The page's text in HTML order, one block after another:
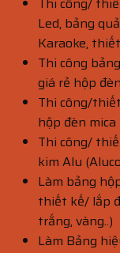
Led, bảng
Karaoke,
Thi công
giá rẻ hộp
Thi công/
hộp đèn mica
Thi công/
kim Alu
Làm bảng
thiết kế/ lắp
trắng, vàng..)
Làm Bảng